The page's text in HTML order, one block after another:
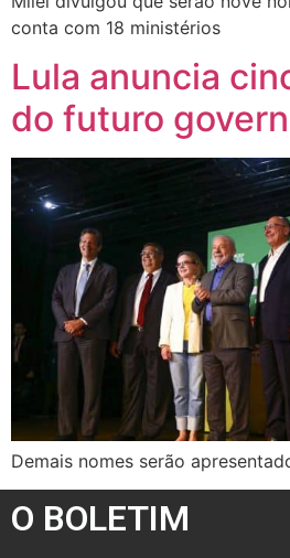
conta com 18 ministérios
Lula anuncia
do futuro
Demais nomes serão
O BOLETIM